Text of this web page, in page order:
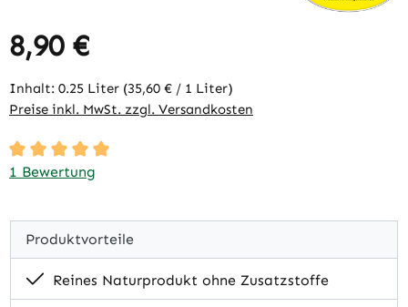
Regulärer Preis:
8,90 €
Inhalt: 0.25 Liter (35,60 € / 1 Liter)
Preise inkl. MwSt. zzgl. Versandkosten
Durchschnittliche Bewertung von 5 von 5 Sternen
1 Bewertung
Produktvorteile
Reines Naturprodukt ohne Zusatzstoffe